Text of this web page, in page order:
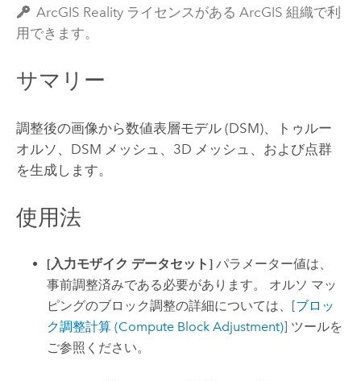
ArcGIS Reality ライセンスがある ArcGIS 組織で利
用できます。
サマリー
調整後の画像から数値表層モデル (DSM)、トゥルー
オルソ、DSM メッシュ、3D メッシュ、および点群
を生成します。
使用法
[入力モザイク データセット] パラメーター値は、
事前調整済みである必要があります。 オルソ マッ
ピングのブロック調整の詳細については、 [ブロッ
ク調整計算 (Compute Block Adjustment)] ツールを
ご参照ください。